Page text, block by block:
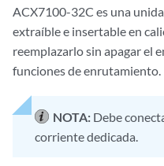
ACX7100-32C es una
extraíble e insertable en
reemplazarlo sin apagar el
funciones de enrutamiento.
NOTA: Debe
corriente dedicada.